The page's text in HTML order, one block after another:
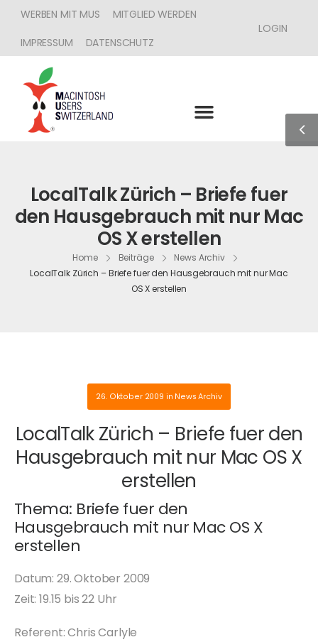
WERBEN MIT MUS
MITGLIED WERDEN
IMPRESSUM
DATENSCHUTZ
LOGIN
LocalTalk Zürich – Briefe fuer
den Hausgebrauch mit nur Mac
OS X erstellen
Home Beiträge
News Archiv
LocalTalk Zürich – Briefe fuer den Hausgebrauch mit nur Mac
OS X erstellen
26. Oktober 2009 in News Archiv
LocalTalk Zürich – Briefe fuer den
Hausgebrauch mit nur Mac OS X
erstellen
Thema: Briefe fuer den
Hausgebrauch mit nur Mac OS X
erstellen
Datum: 29. Oktober 2009
Zeit: 19.15 bis 22 Uhr
Referent: Chris Carlyle